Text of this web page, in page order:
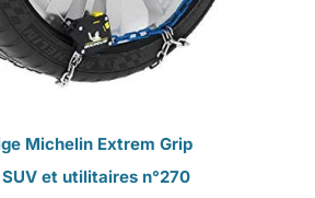
Michelin Extrem Grip
et utilitaires n°270